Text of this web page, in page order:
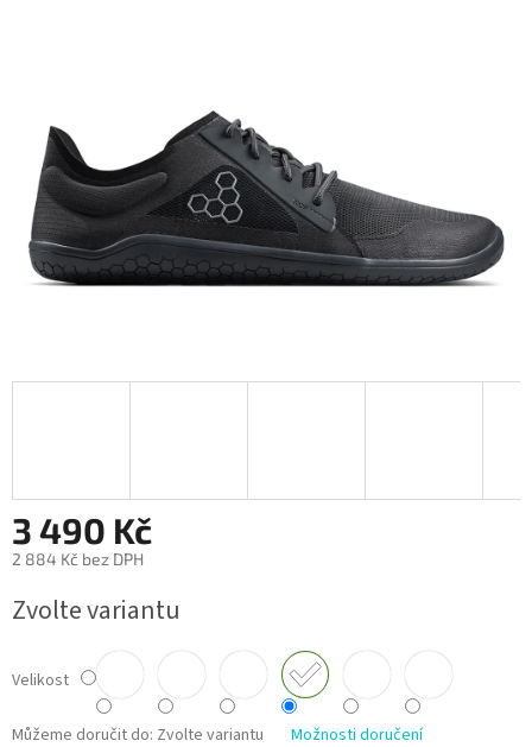
3 490 Kč
2 884 Kč bez DPH
cena:
Zvolte variantu
Velikost
Můžeme doručit do: Zvolte variantu Možnosti doručení